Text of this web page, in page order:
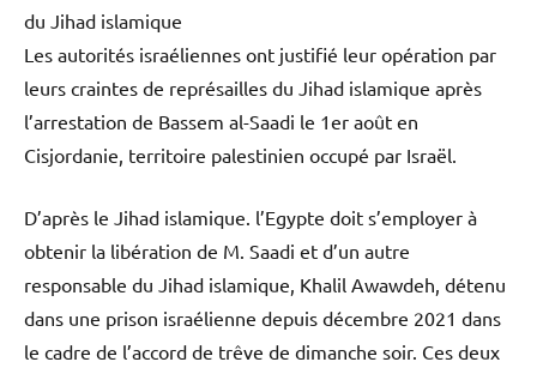
du Jihad islamique
Les autorités israéliennes ont justifié leur opération par
leurs craintes de représailles du Jihad islamique après
l’arrestation de Bassem al-Saadi le 1er août en
Cisjordanie, territoire palestinien occupé par Israël.
D’après le Jihad islamique. l’Egypte doit s’employer à
obtenir la libération de M. Saadi et d’un autre
responsable du Jihad islamique, Khalil Awawdeh, détenu
dans une prison israélienne depuis décembre 2021 dans
le cadre de l’accord de trêve de dimanche soir. Ces deux